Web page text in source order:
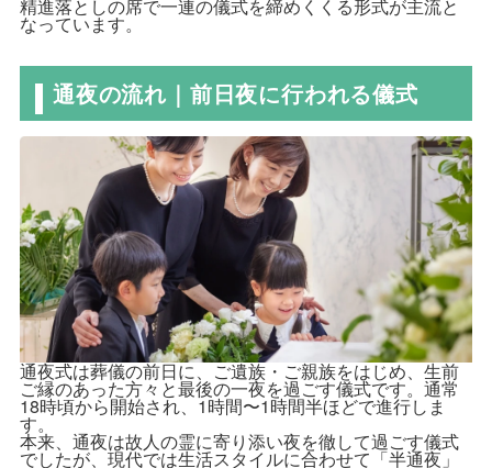
精進落としの席で一連の儀式を締めくくる形式が主流と
なっています。
通夜の流れ｜前日夜に行われる儀式
通夜式は葬儀の前日に、ご遺族・ご親族をはじめ、生前
ご縁のあった方々と最後の一夜を過ごす儀式です。通常
18時頃から開始され、1時間〜1時間半ほどで進行しま
す。
本来、通夜は故人の霊に寄り添い夜を徹して過ごす儀式
でしたが、現代では生活スタイルに合わせて「半通夜」